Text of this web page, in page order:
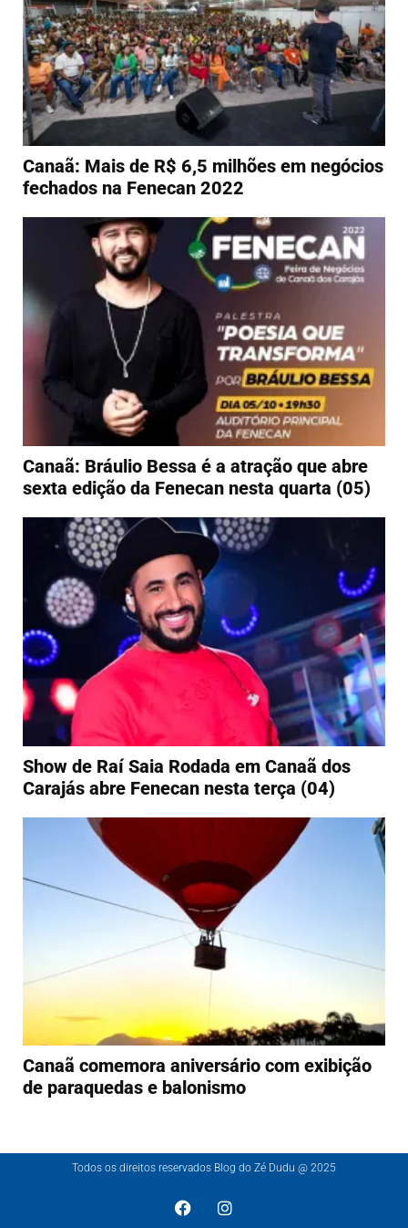
Canaã: Mais de R$ 6,5 milhões em negócios
fechados na Fenecan 2022
Canaã: Bráulio Bessa é a atração que abre
sexta edição da Fenecan nesta quarta (05)
Show de Raí Saia Rodada em Canaã dos
Carajás abre Fenecan nesta terça (04)
Canaã comemora aniversário com exibição
de paraquedas e balonismo
Todos os direitos reservados Blog do Zé Dudu @ 2025